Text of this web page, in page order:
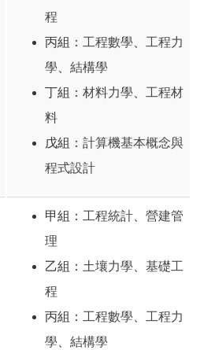
程
丙組： 工程數學
工程力
學
結構學
丁組： 材料力學
工程材
料
戊組： 計算機基本概念與
程式設計
甲組： 工程統計
營建管
理
乙組： 土壤力學
基礎工
程
丙組： 工程數學
工程力
學
結構學